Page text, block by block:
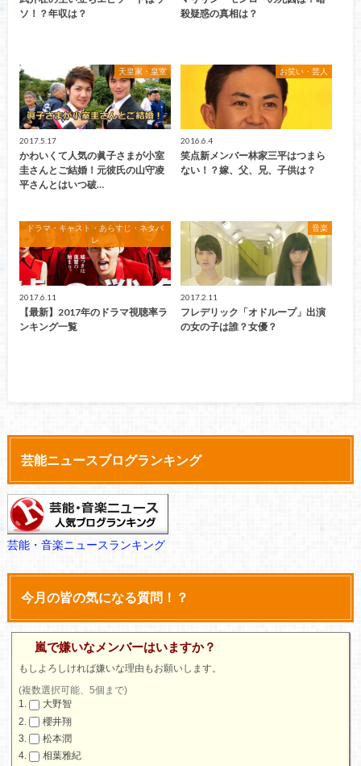
ソ！？年収は？
殺疑惑の真相は？
天皇家・皇室
2017.5.17
かわいくて人気の眞子さまが小室
圭さんとご結婚！元彼氏の山守凌
平さんとはいつ破…
お笑い・芸人
2016.6.4
笑点新メンバー林家三平はつまら
ない！？嫁、父、兄、子供は？
ドラマ・キャスト・あらすじ・ネタバ
レ
2017.6.11
【最新】2017年のドラマ視聴率ラ
ンキング一覧
音楽
2017.2.11
フレデリック「オドループ」出演
の女の子は誰？女優？
芸能ニュースブログランキング
芸能・音楽ニュースランキング
今月の皆の気になる質問！？
嵐で嫌いなメンバーはいますか？
もしよろしければ嫌いな理由もお願いします。
(複数選択可能、5個まで)
大野智
櫻井翔
松本潤
相葉雅紀